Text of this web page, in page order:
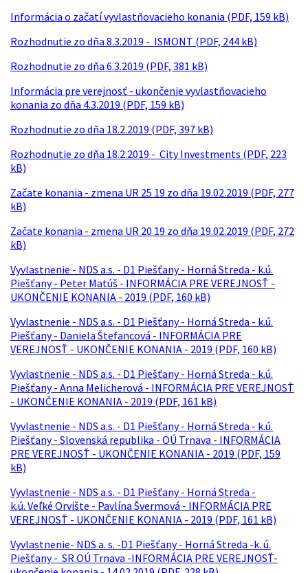
Informácia o začatí vyvlastňovacieho konania (PDF, 159 kB)
Rozhodnutie zo dňa 8.3.2019 - ISMONT (PDF, 244 kB)
Rozhodnutie zo dňa 6.3.2019 (PDF, 381 kB)
Informácia pre verejnosť - ukončenie vyvlastňovacieho
konania zo dňa 4.3.2019 (PDF, 159 kB)
Rozhodnutie zo dňa 18.2.2019 (PDF, 397 kB)
Rozhodnutie zo dňa 18.2.2019 - City Investments (PDF, 223
kB)
Začate konania - zmena UR 25 19 zo dňa 19.02.2019 (PDF, 277
kB)
Začate konania - zmena UR 20 19 zo dňa 19.02.2019 (PDF, 272
kB)
Vyvlastnenie - NDS a.s. - D1 Piešťany - Horná Streda - k.ú.
Piešťany - Peter Matúš - INFORMÁCIA PRE VEREJNOSŤ -
UKONČENIE KONANIA - 2019 (PDF, 160 kB)
Vyvlastnenie - NDS a.s. - D1 Piešťany - Horná Streda - k.ú.
Piešťany - Daniela Štefancová - INFORMÁCIA PRE
VEREJNOSŤ - UKONČENIE KONANIA - 2019 (PDF, 160 kB)
Vyvlastnenie - NDS a.s. - D1 Piešťany - Horná Streda - k.ú.
Piešťany - Anna Melicherová - INFORMÁCIA PRE VEREJNOSŤ
- UKONČENIE KONANIA - 2019 (PDF, 161 kB)
Vyvlastnenie - NDS a.s. - D1 Piešťany - Horná Streda - k.ú.
Piešťany - Slovenská republika - OÚ Trnava - INFORMÁCIA
PRE VEREJNOSŤ - UKONČENIE KONANIA - 2019 (PDF, 159
kB)
Vyvlastnenie - NDS a.s. - D1 Piešťany - Horná Streda -
k.ú. Veľké Orvište - Pavlína Švermová - INFORMÁCIA PRE
VEREJNOSŤ - UKONČENIE KONANIA - 2019 (PDF, 161 kB)
Vyvlastnenie- NDS a. s. -D1 Piešťany - Horná Streda -k. ú.
Piešťany - SR OÚ Trnava -INFORMÁCIA PRE VEREJNOSŤ-